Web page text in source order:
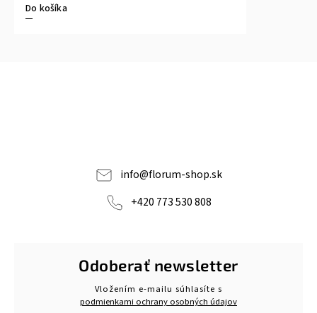
Do košíka
info@florum-shop.sk
+420 773 530 808
Odoberať newsletter
Vložením e-mailu súhlasíte s
podmienkami ochrany osobných údajov